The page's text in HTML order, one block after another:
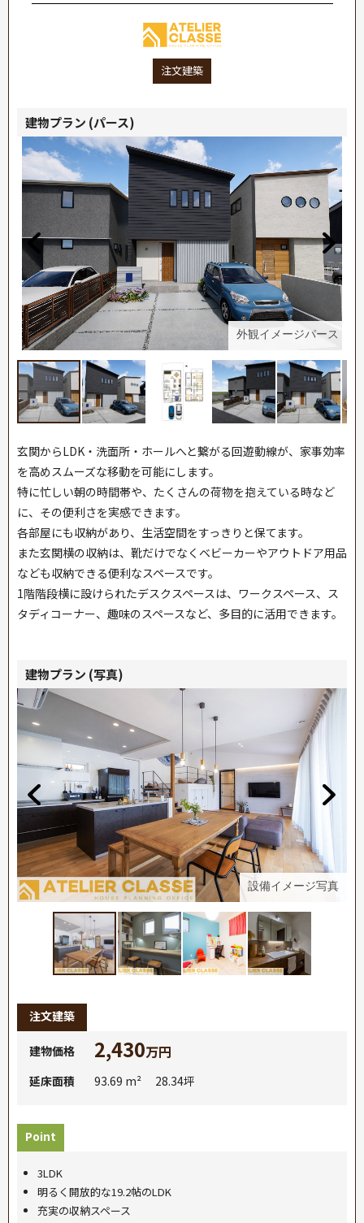
注文建築
建物プラン (パース)
外観イメージパース
玄関からLDK・洗面所・ホールへと繋がる回遊動線が、家事効率
を高めスムーズな移動を可能にします。
特に忙しい朝の時間帯や、たくさんの荷物を抱えている時など
に、その便利さを実感できます。
各部屋にも収納があり、生活空間をすっきりと保てます。
また玄関横の収納は、靴だけでなくベビーカーやアウトドア用品
なども収納できる便利なスペースです。
1階階段横に設けられたデスクスペースは、ワークスペース、ス
タディコーナー、趣味のスペースなど、多目的に活用できます。
建物プラン (写真)
設備イメージ写真
注文建築
建物価格 2,430万円
延床面積 93.69 m² 28.34坪
Point
3LDK
明るく開放的な19.2帖のLDK
充実の収納スペース